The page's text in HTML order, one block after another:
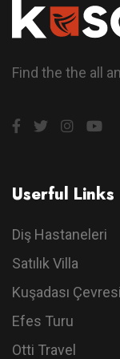
Find the the all
Userful Links
Diş Hastaneleri
Satılık Villa
Kuşadası Çevresi
Efes Turu
Otti Travel